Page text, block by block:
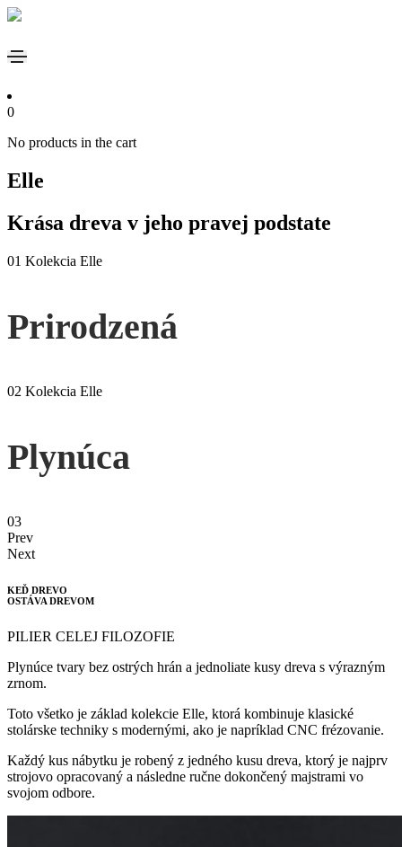
0
No products in the cart
Elle
Krása dreva v jeho pravej podstate
01 Kolekcia Elle
Prirodzená
02 Kolekcia Elle
Plynúca
03
Prev
Next
KEĎ DREVO
OSTÁVA DREVOM
PILIER CELEJ FILOZOFIE
Plynúce tvary bez ostrých hrán a jednoliate kusy dreva s výrazným
zrnom.
Toto všetko je základ kolekcie Elle, ktorá kombinuje klasické
stolárske techniky s modernými, ako je napríklad CNC frézovanie.
Každý kus nábytku je robený z jedného kusu dreva, ktorý je najprv
strojovo opracovaný a následne ručne dokončený majstrami vo
svojom odbore.